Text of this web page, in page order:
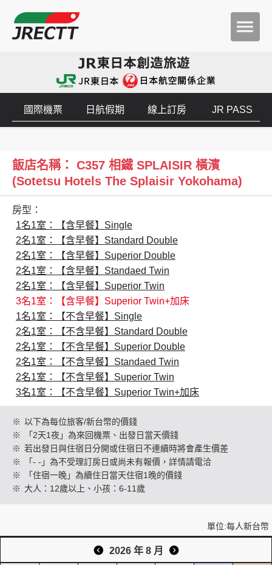
創造旅遊
國際機票 日航假期 線上訂房 JR PASS
飯店名稱： C357 相鐵 SPLAISIR 橫濱
(Sotetsu Hotels The Splaisir Yokohama)
房型：
1名1室：【含早餐】Single
2名1室：【含早餐】Standard Double
2名1室：【含早餐】Superior Double
2名1室：【含早餐】Standaed Twin
2名1室：【含早餐】Superior Twin
3名1室：【含早餐】Superior Twin+加床
1名1室：【不含早餐】Single
2名1室：【不含早餐】Standard Double
2名1室：【不含早餐】Superior Double
2名1室：【不含早餐】Standaed Twin
2名1室：【不含早餐】Superior Twin
3名1室：【不含早餐】Superior Twin+加床
※ 以下為每位旅客/新台幣的價錢
※
「2天1夜」為來回機票、出發日當天價錢
※ 若出發日與住宿日分開或住宿日不連續時將會產生價差
※
「- -」為不受理訂房日或尚未有報價，詳情請電洽
※
「住宿一晚」為續住日當天住宿1晚的價錢
※ 大人：12歲以上、小孩：6-11歲
單位:每人新台幣
2026 年 8 月